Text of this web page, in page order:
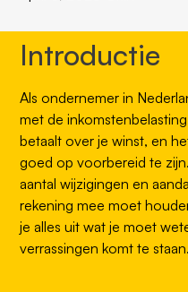
Introductie
Als ondernemer in
met de
betaalt over je winst, en
goed op voorbereid te
aantal wijzigingen en
rekening mee moet
je alles uit wat je moet
verrassingen komt te staan.